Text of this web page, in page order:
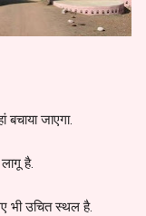
जाएगा.
है.
भी उचित स्थल है.